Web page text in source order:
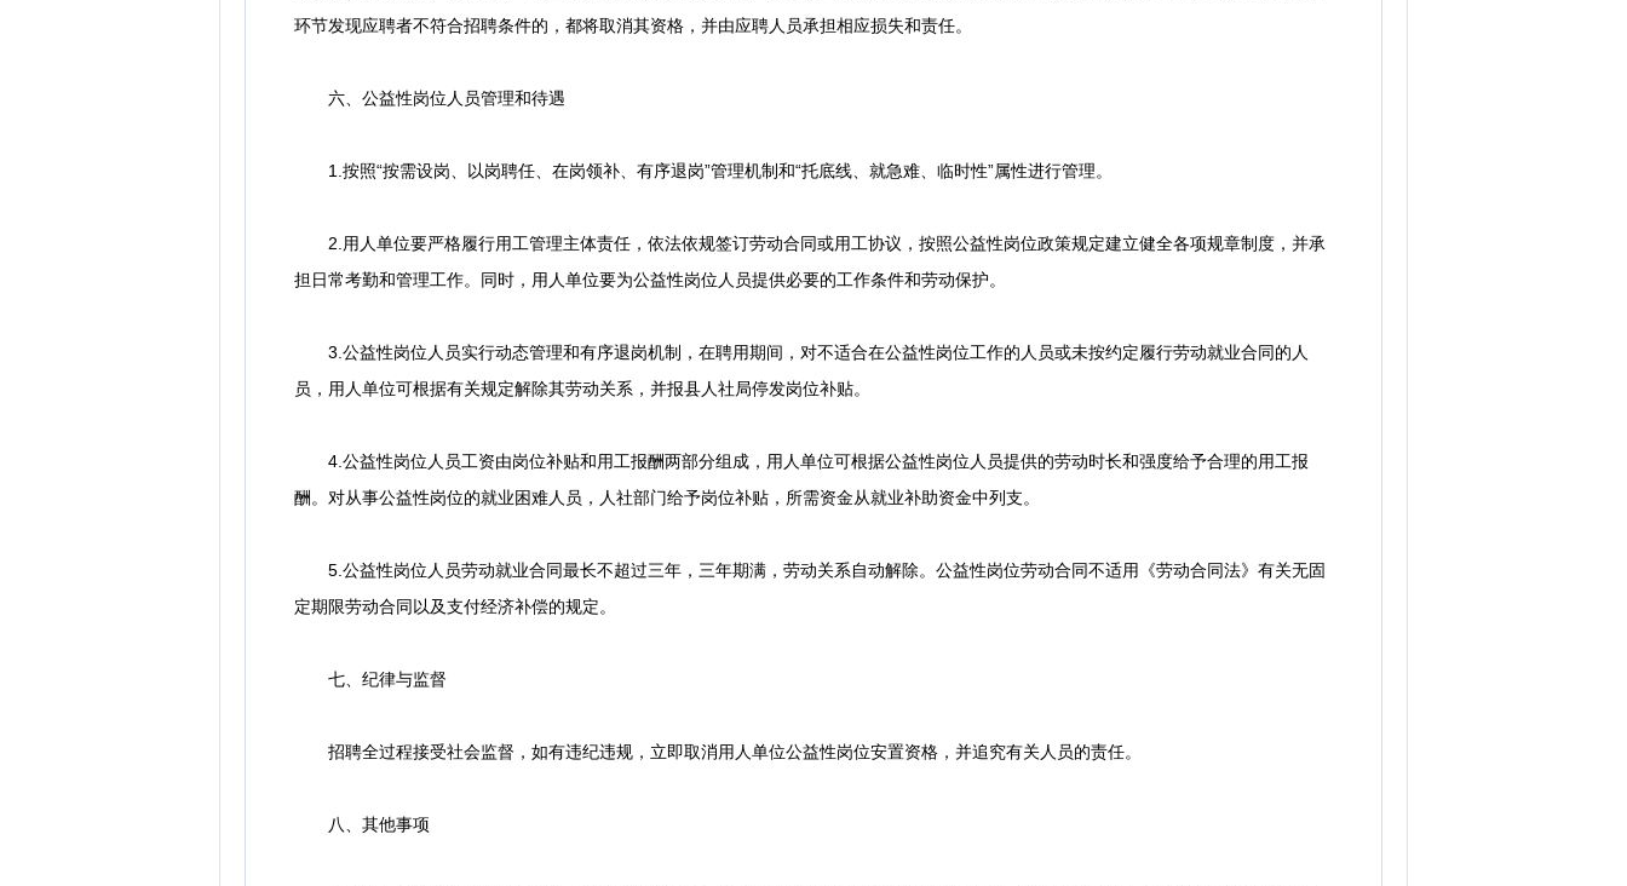
环节发现应聘者不符合招聘条件的，都将取消其资格，并由应聘人员承担相应损失和责任。
六、公益性岗位人员管理和待遇
1.按照“按需设岗、以岗聘任、在岗领补、有序退岗”管理机制和“托底线、就急难、临时性”属性进行管理。
2.用人单位要严格履行用工管理主体责任，依法依规签订劳动合同或用工协议，按照公益性岗位政策规定建立健全各项规章制度，并承
担日常考勤和管理工作。同时，用人单位要为公益性岗位人员提供必要的工作条件和劳动保护。
3.公益性岗位人员实行动态管理和有序退岗机制，在聘用期间，对不适合在公益性岗位工作的人员或未按约定履行劳动就业合同的人
员，用人单位可根据有关规定解除其劳动关系，并报县人社局停发岗位补贴。
4.公益性岗位人员工资由岗位补贴和用工报酬两部分组成，用人单位可根据公益性岗位人员提供的劳动时长和强度给予合理的用工报
酬。对从事公益性岗位的就业困难人员，人社部门给予岗位补贴，所需资金从就业补助资金中列支。
5.公益性岗位人员劳动就业合同最长不超过三年，三年期满，劳动关系自动解除。公益性岗位劳动合同不适用《劳动合同法》有关无固
定期限劳动合同以及支付经济补偿的规定。
七、纪律与监督
招聘全过程接受社会监督，如有违纪违规，立即取消用人单位公益性岗位安置资格，并追究有关人员的责任。
八、其他事项